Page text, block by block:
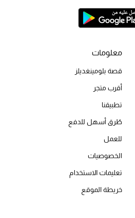
معلومات
قصة بلومينغديلز
أقرب متجر
تطبيقنا
طُرق أسهل للدفع
للعمل
الخصوصيات
تعليمات الاستخدام
خريطة الموقع